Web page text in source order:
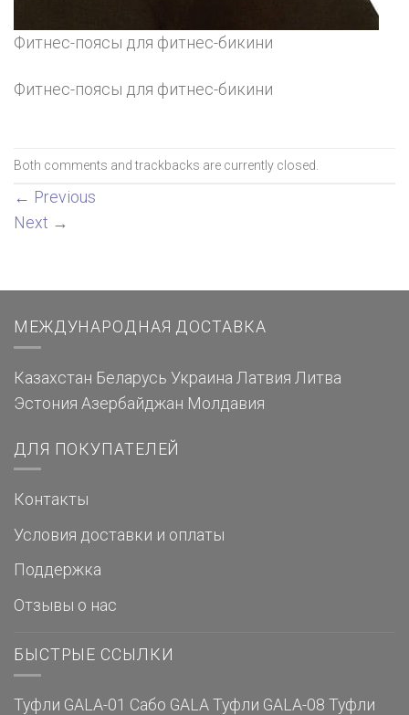
Фитнес-поясы для фитнес-бикини
Фитнес-поясы для фитнес-бикини
Both comments and trackbacks are currently closed.
← Previous
Next →
МЕЖДУНАРОДНАЯ ДОСТАВКА
Казахстан Беларусь Украина Латвия Литва
Эстония Азербайджан Молдавия
ДЛЯ ПОКУПАТЕЛЕЙ
Контакты
Условия доставки и оплаты
Поддержка
Отзывы о нас
БЫСТРЫЕ ССЫЛКИ
Туфли GALA-01 Сабо GALA Туфли GALA-08 Туфли